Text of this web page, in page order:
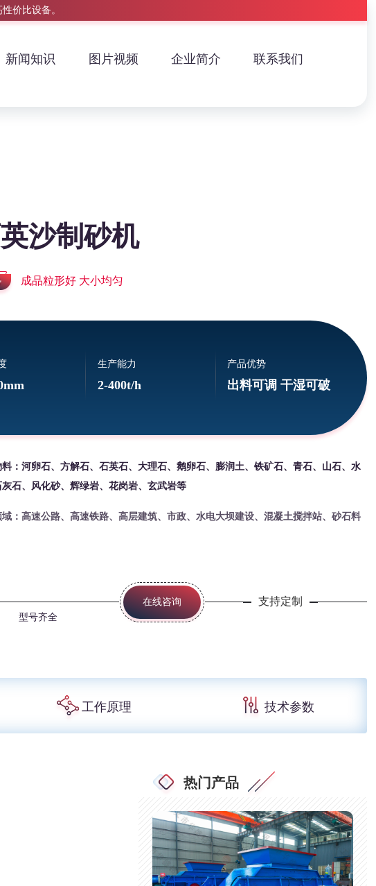
价比设备。
新闻知识 图片视频 企业简介 联系我们
沙制砂机
成品粒形好 大小均匀
生产能力
2-400t/h
产品优势
出料可调 干湿可破
：河卵石、方解石、石英石、大理石、鹅卵石、膨润土、铁矿石、青石、山石、水
石、风化砂、辉绿岩、花岗岩、玄武岩等
：高速公路、高速铁路、高层建筑、市政、水电大坝建设、混凝土搅拌站、砂石料
型号齐全
在线咨询 支持定制
工作原理 技术参数
热门产品